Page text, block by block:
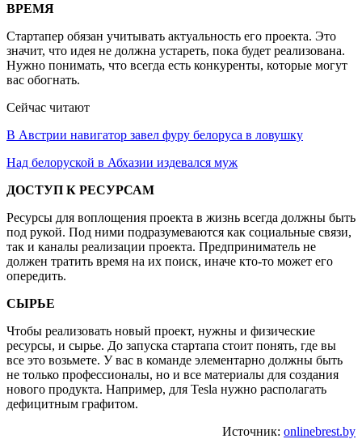
ВРЕМЯ
Стартапер обязан учитывать актуальность его проекта. Это
значит, что идея не должна устареть, пока будет реализована.
Нужно понимать, что всегда есть конкуренты, которые могут
вас обогнать.
Сейчас читают
В Австрии навигатор завел фуру белоруса в ловушку
Над белоруской в Абхазии издевался муж
ДОСТУП К РЕСУРСАМ
Ресурсы для воплощения проекта в жизнь всегда должны быть
под рукой. Под ними подразумеваются как социальные связи,
так и каналы реализации проекта. Предприниматель не
должен тратить время на их поиск, иначе кто-то может его
опередить.
СЫРЬЕ
Чтобы реализовать новый проект, нужны и физические
ресурсы, и сырье. До запуска стартапа стоит понять, где вы
все это возьмете. У вас в команде элементарно должны быть
не только профессионалы, но и все материалы для создания
нового продукта. Например, для Tesla нужно располагать
дефицитным графитом.
Источник: onlinebrest.by